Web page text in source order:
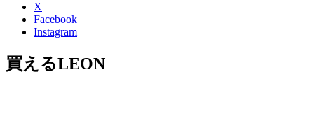
X
Facebook
Instagram
買えるLEON